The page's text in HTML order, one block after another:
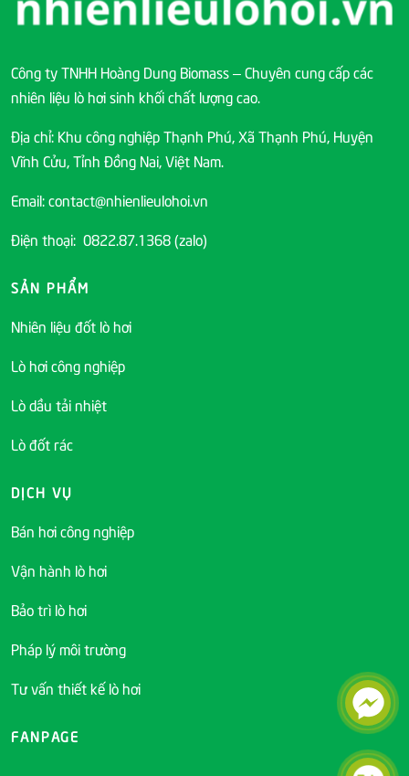
Công ty TNHH Hoàng Dung Biomass – Chuyên cung cấp các
nhiên liệu lò hơi sinh khối chất lượng cao.
Địa chỉ: Khu công nghiệp Thạnh Phú, Xã Thạnh Phú, Huyện
Vĩnh Cửu, Tỉnh Đồng Nai, Việt Nam.
Email: contact@nhienlieulohoi.vn
Điện thoại: 0822.87.1368 (zalo)
SẢN PHẨM
Nhiên liệu đốt lò hơi
Lò hơi công nghiệp
Lò dầu tải nhiệt
Lò đốt rác
DỊCH VỤ
Bán hơi công nghiệp
Vận hành lò hơi
Bảo trì lò hơi
Pháp lý môi trường
Tư vấn thiết kế lò hơi
FANPAGE